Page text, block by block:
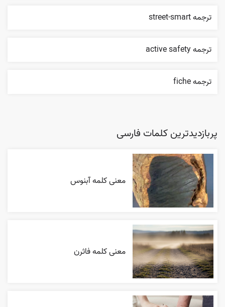
ترجمه street-smart
ترجمه active safety
ترجمه fiche
پربازدیدترین کلمات فارسی
معنی کلمه آبنوس
معنی کلمه فاثرن